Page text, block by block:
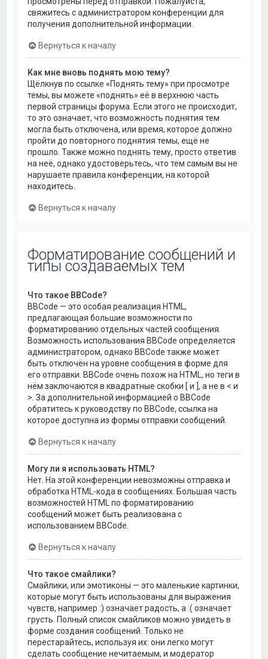
свяжитесь с администратором конференции для
получения дополнительной информации.
Вернуться к началу
Как мне вновь поднять мою тему?
Щёлкнув по ссылке «Поднять тему» при просмотре
темы, вы можете «поднять» её в верхнюю часть
первой страницы форума. Если этого не происходит,
то это означает, что возможность поднятия тем
могла быть отключена, или время, которое должно
пройти до повторного поднятия темы, ещё не
прошло. Также можно поднять тему, просто ответив
на неё, однако удостоверьтесь, что тем самым вы не
нарушаете правила конференции, на которой
находитесь.
Вернуться к началу
Форматирование сообщений и
типы создаваемых тем
Что такое BBCode?
BBCode — это особая реализация HTML,
предлагающая большие возможности по
форматированию отдельных частей сообщения.
Возможность использования BBCode определяется
администратором, однако BBCode также может
быть отключён на уровне сообщения в форме для
его отправки. BBCode очень похож на HTML, но теги в
нём заключаются в квадратные скобки [ и ], а не в < и
>. За дополнительной информацией о BBCode
обратитесь к руководству по BBCode, ссылка на
которое доступна из формы отправки сообщений.
Вернуться к началу
Могу ли я использовать HTML?
Нет. На этой конференции невозможны отправка и
обработка HTML-кода в сообщениях. Большая часть
возможностей HTML по форматированию
сообщений может быть реализована с
использованием BBCode.
Вернуться к началу
Что такое смайлики?
Смайлики, или эмотиконы — это маленькие картинки,
которые могут быть использованы для выражения
чувств, например :) означает радость, а :( означает
грусть. Полный список смайликов можно увидеть в
форме создания сообщений. Только не
перестарайтесь, используя их: они легко могут
сделать сообщение нечитаемым, и модератор